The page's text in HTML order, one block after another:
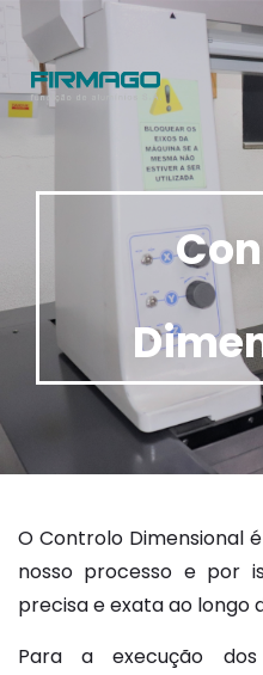
O Controlo Dimensional
nosso processo e por
precisa e exata ao longo
Para a execução